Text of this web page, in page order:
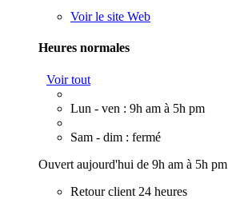
Voir le site Web
Heures normales
Voir tout
Lun - ven : 9h am à 5h pm
Sam - dim : fermé
Ouvert aujourd'hui de 9h am à 5h pm
Retour client 24 heures